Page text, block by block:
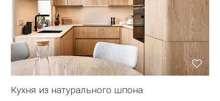
Кухня из натурального шпона